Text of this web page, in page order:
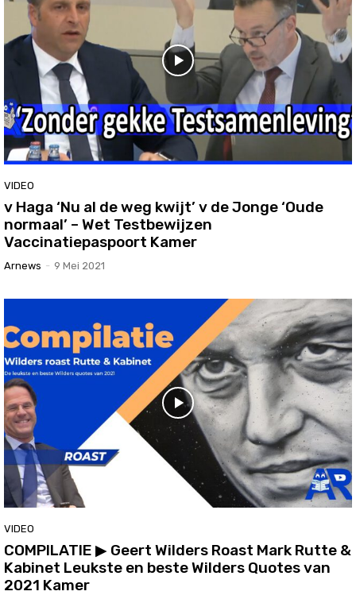
VIDEO
v Haga ‘Nu al de weg kwijt’ v de Jonge ‘Oude
normaal’ – Wet Testbewijzen
Vaccinatiepaspoort Kamer
Arnews - 9 Mei 2021
VIDEO
COMPILATIE ▶ Geert Wilders Roast Mark Rutte &
Kabinet Leukste en beste Wilders Quotes van
2021 Kamer